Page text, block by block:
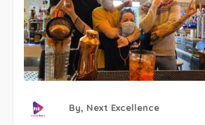
By, Next Excellence